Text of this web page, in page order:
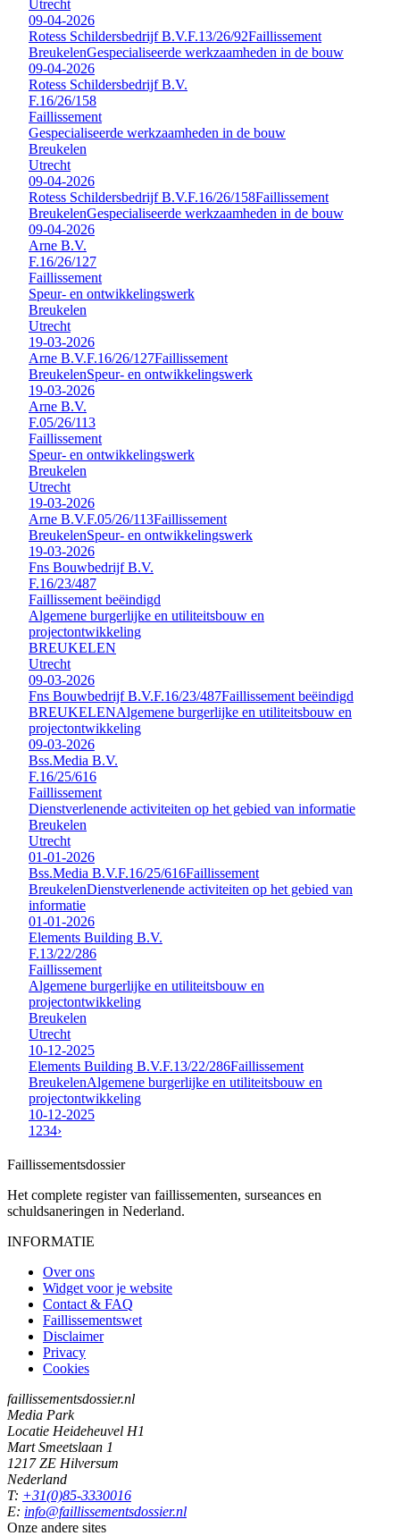
Utrecht
09-04-2026
Rotess Schildersbedrijf B.V.F.13/26/92Faillissement
BreukelenGespecialiseerde werkzaamheden in de bouw
09-04-2026
Rotess Schildersbedrijf B.V.
F.16/26/158
Faillissement
Gespecialiseerde werkzaamheden in de bouw
Breukelen
Utrecht
09-04-2026
Rotess Schildersbedrijf B.V.F.16/26/158Faillissement
BreukelenGespecialiseerde werkzaamheden in de bouw
09-04-2026
Arne B.V.
F.16/26/127
Faillissement
Speur- en ontwikkelingswerk
Breukelen
Utrecht
19-03-2026
Arne B.V.F.16/26/127Faillissement
BreukelenSpeur- en ontwikkelingswerk
19-03-2026
Arne B.V.
F.05/26/113
Faillissement
Speur- en ontwikkelingswerk
Breukelen
Utrecht
19-03-2026
Arne B.V.F.05/26/113Faillissement
BreukelenSpeur- en ontwikkelingswerk
19-03-2026
Fns Bouwbedrijf B.V.
F.16/23/487
Faillissement beëindigd
Algemene burgerlijke en utiliteitsbouw en
projectontwikkeling
BREUKELEN
Utrecht
09-03-2026
Fns Bouwbedrijf B.V.F.16/23/487Faillissement beëindigd
BREUKELENAlgemene burgerlijke en utiliteitsbouw en
projectontwikkeling
09-03-2026
Bss.Media B.V.
F.16/25/616
Faillissement
Dienstverlenende activiteiten op het gebied van informatie
Breukelen
Utrecht
01-01-2026
Bss.Media B.V.F.16/25/616Faillissement
BreukelenDienstverlenende activiteiten op het gebied van
informatie
01-01-2026
Elements Building B.V.
F.13/22/286
Faillissement
Algemene burgerlijke en utiliteitsbouw en
projectontwikkeling
Breukelen
Utrecht
10-12-2025
Elements Building B.V.F.13/22/286Faillissement
BreukelenAlgemene burgerlijke en utiliteitsbouw en
projectontwikkeling
10-12-2025
1 234›
Faillissementsdossier
Het complete register van faillissementen, surseances en
schuldsaneringen in Nederland.
INFORMATIE
Over ons
Widget voor je website
Contact & FAQ
Faillissementswet
Disclaimer
Privacy
Cookies
faillissementsdossier.nl
Media Park
Locatie Heideheuvel H1
Mart Smeetslaan 1
1217 ZE Hilversum
Nederland
T: +31(0)85-3330016
E: info@faillissementsdossier.nl
Onze andere sites